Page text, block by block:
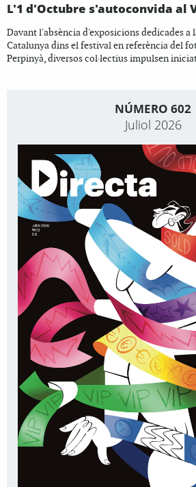
L'1 d'Octubre s'autoconvida al
Davant l'absència d'exposicions dedicades
Catalunya dins el festival en referència del
Perpinyà, diversos col·lectius impulsen
NÚMERO 602
Juliol 2026